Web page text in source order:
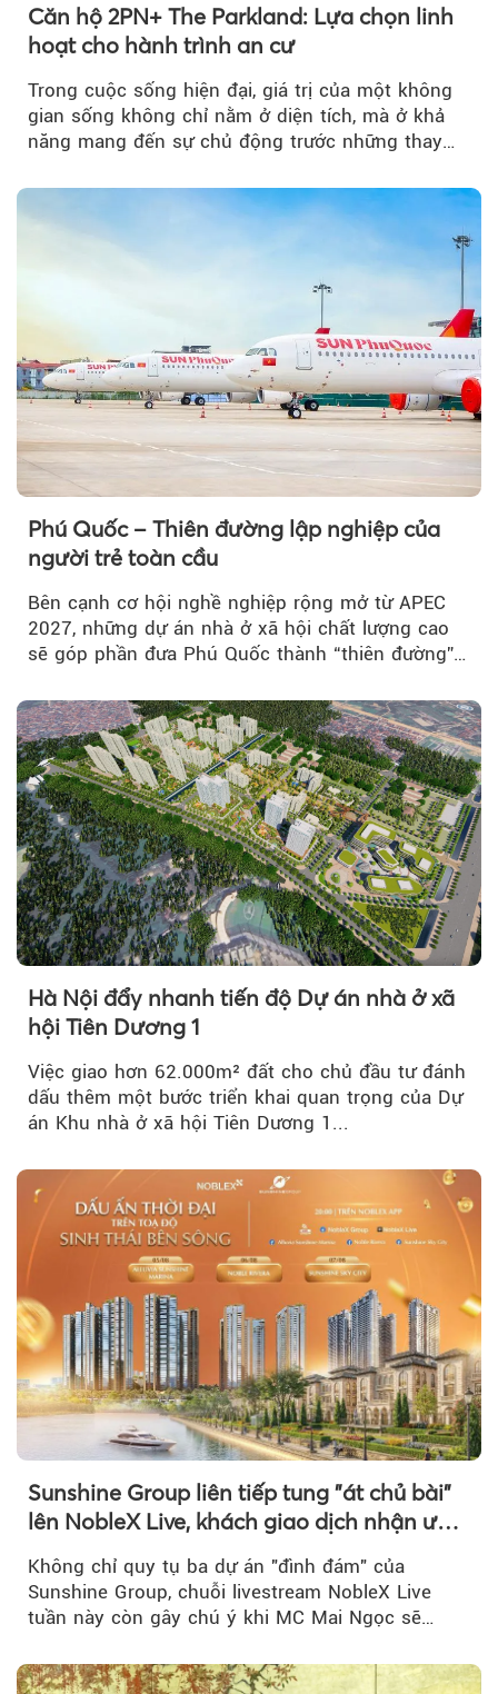
Căn hộ 2PN+ The Parkland: Lựa chọn linh
hoạt cho hành trình an cư
Trong cuộc sống hiện đại, giá trị của một không
gian sống không chỉ nằm ở diện tích, mà ở khả
năng mang đến sự chủ động trước những thay
Phú Quốc – Thiên đường lập nghiệp của
người trẻ toàn cầu
Bên cạnh cơ hội nghề nghiệp rộng mở từ APEC
2027, những dự án nhà ở xã hội chất lượng cao
sẽ góp phần đưa Phú Quốc thành “thiên đường”
Hà Nội đẩy nhanh tiến độ Dự án nhà ở xã
hội Tiên Dương 1
Việc giao hơn 62.000m² đất cho chủ đầu tư đánh
dấu thêm một bước triển khai quan trọng của Dự
án Khu nhà ở xã hội Tiên Dương 1...
Sunshine Group liên tiếp tung "át chủ bài"
lên NobleX Live, khách giao dịch nhận ưu
Không chỉ quy tụ ba dự án "đình đám" của
Sunshine Group, chuỗi livestream NobleX Live
tuần này còn gây chú ý khi MC Mai Ngọc sẽ